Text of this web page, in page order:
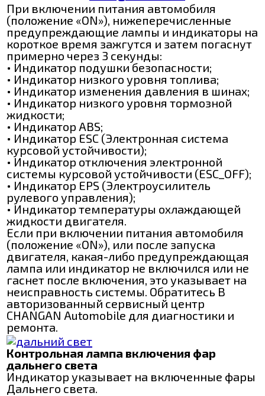
При включении питания автомобиля
(положение «ON»), нижеперечисленные
предупреждающие лампы и индикаторы на
короткое время зажгутся и затем погаснут
примерно через 3 секунды:
• Индикатор подушки безопасности;
• Индикатор низкого уровня топлива;
• Индикатор изменения давления в шинах;
• Индикатор низкого уровня тормозной
жидкости;
• Индикатор АВЅ;
• Индикатор ЕЅC (Электронная система
курсовой устойчивости);
• Индикатор отключения электронной
системы курсовой устойчивости (ЕЅС_OFF);
• Индикатор EPS (Электроусилитель
рулевого управления);
• Индикатор температуры охлаждающей
жидкости двигателя.
Если при включении питания автомобиля
(положение «ON»), или после запуска
двигателя, какая-либо предупреждающая
лампа или индикатор не включился или не
гаснет после включения, это указывает на
неисправность системы. Обратитесь B
авторизованный сервисный центр
CHANGAN Automobile для диагностики и
ремонта.
Контрольная лампа включения фар
дальнего света
Индикатор указывает на включенные фары
Дальнего света.